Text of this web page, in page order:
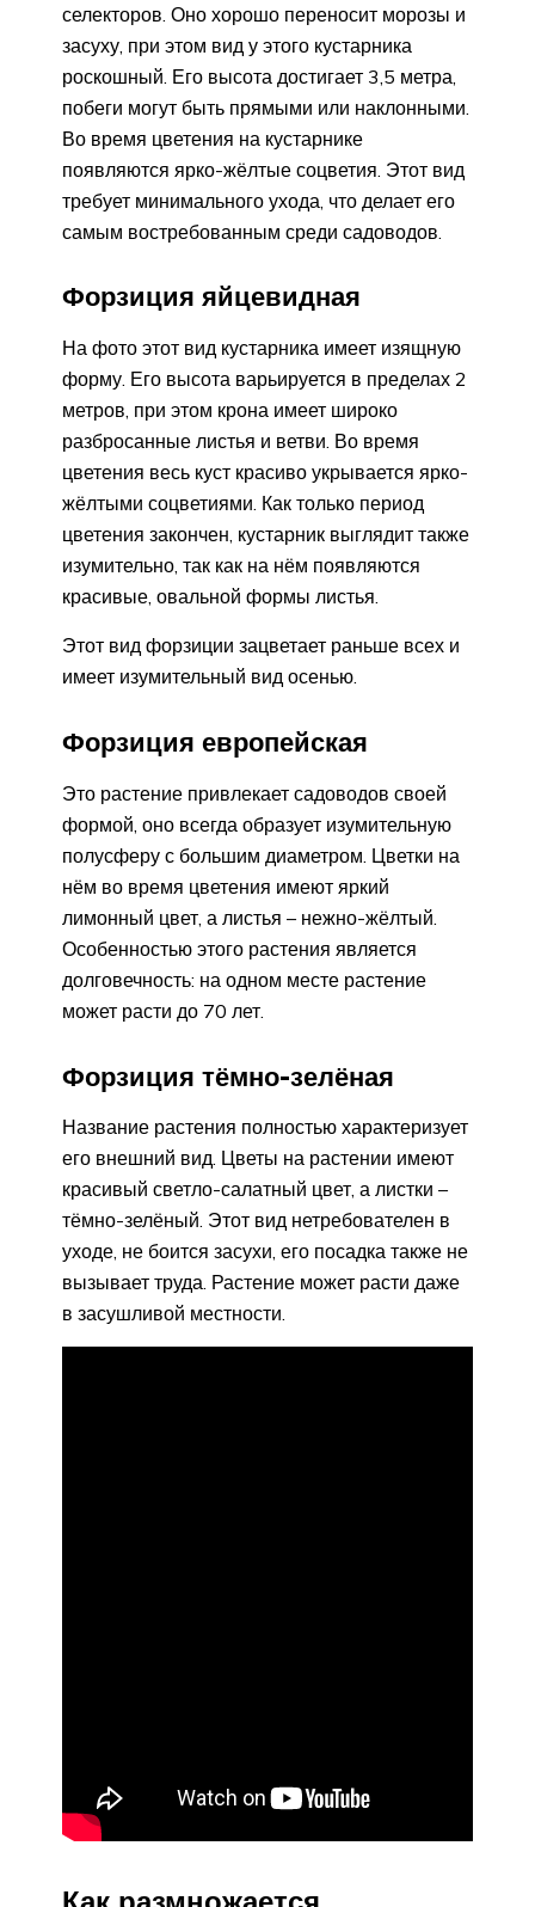
селекторов. Оно хорошо переносит морозы и
засуху, при этом вид у этого кустарника
роскошный. Его высота достигает 3,5 метра,
побеги могут быть прямыми или наклонными.
Во время цветения на кустарнике
появляются ярко-жёлтые соцветия. Этот вид
требует минимального ухода, что делает его
самым востребованным среди садоводов.
Форзиция яйцевидная
На фото этот вид кустарника имеет изящную
форму. Его высота варьируется в пределах 2
метров, при этом крона имеет широко
разбросанные листья и ветви. Во время
цветения весь куст красиво укрывается ярко-
жёлтыми соцветиями. Как только период
цветения закончен, кустарник выглядит также
изумительно, так как на нём появляются
красивые, овальной формы листья.
Этот вид форзиции зацветает раньше всех и
имеет изумительный вид осенью.
Форзиция европейская
Это растение привлекает садоводов своей
формой, оно всегда образует изумительную
полусферу с большим диаметром. Цветки на
нём во время цветения имеют яркий
лимонный цвет, а листья – нежно-жёлтый.
Особенностью этого растения является
долговечность: на одном месте растение
может расти до 70 лет.
Форзиция тёмно-зелёная
Название растения полностью характеризует
его внешний вид. Цветы на растении имеют
красивый светло-салатный цвет, а листки –
тёмно-зелёный. Этот вид нетребователен в
уходе, не боится засухи, его посадка также не
вызывает труда. Растение может расти даже
в засушливой местности.